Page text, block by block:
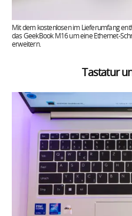
Mit dem kostenlosen im Lieferumfang
das GeekBook M16 um eine Ethernet-
erweitern.
Tastatur